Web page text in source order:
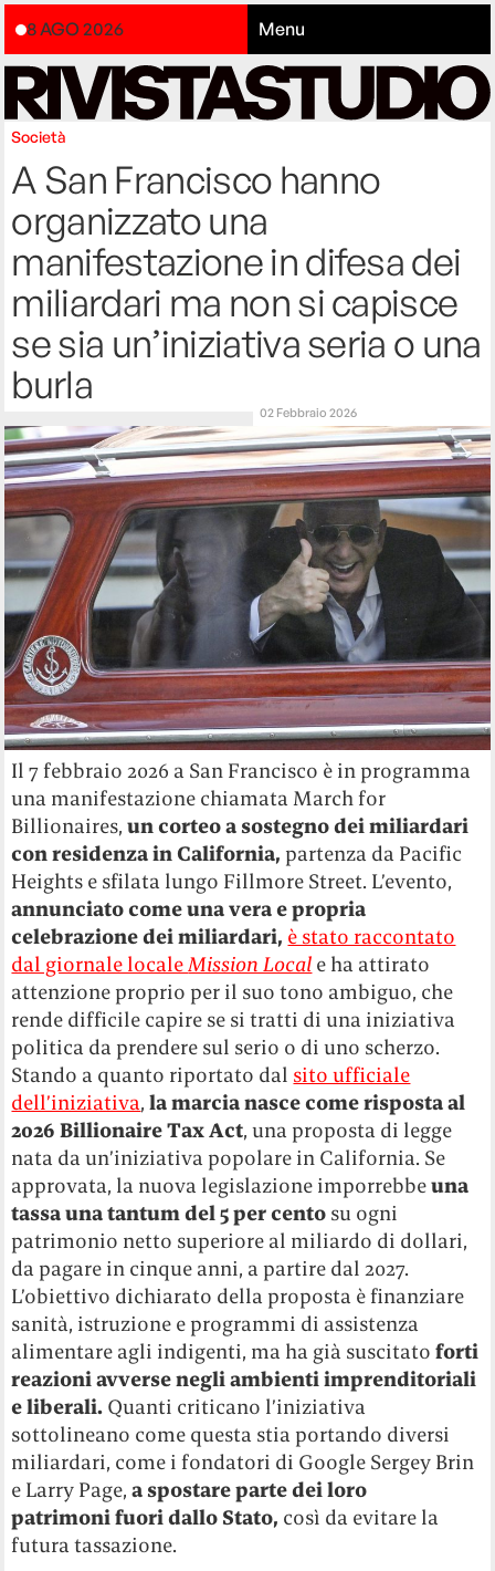
8 AGO 2026 Menu
Società
A San Francisco hanno
organizzato una
manifestazione in difesa dei
miliardari ma non si capisce
se sia un’iniziativa seria o una
burla
02 Febbraio 2026
Il 7 febbraio 2026 a San Francisco è in programma
una manifestazione chiamata March for
Billionaires, un corteo a sostegno dei miliardari
con residenza in California, partenza da Pacific
Heights e sfilata lungo Fillmore Street. L’evento,
annunciato come una vera e propria
celebrazione dei miliardari, è stato raccontato
dal giornale localeMission Local e ha attirato
attenzione proprio per il suo tono ambiguo, che
rende difficile capire se si tratti di una iniziativa
politica da prendere sul serio o di uno scherzo.
Stando a quanto riportato dal sito ufficiale
dell’iniziativa, la marcia nasce come risposta al
2026 Billionaire Tax Act, una proposta di legge
nata da un’iniziativa popolare in California. Se
approvata, la nuova legislazione imporrebbeuna
tassa una tantum del 5 per cento su ogni
patrimonio netto superiore al miliardo di dollari,
da pagare in cinque anni, a partire dal 2027.
L’obiettivo dichiarato della proposta è finanziare
sanità, istruzione e programmi di assistenza
alimentare agli indigenti, ma ha già suscitato forti
reazioni avverse negli ambienti imprenditoriali
e liberali. Quanti criticano l’iniziativa
sottolineano come questa stia portando diversi
miliardari, come i fondatori di Google Sergey Brin
e Larry Page,a spostare parte dei loro
patrimoni fuori dallo Stato, così da evitare la
futura tassazione.